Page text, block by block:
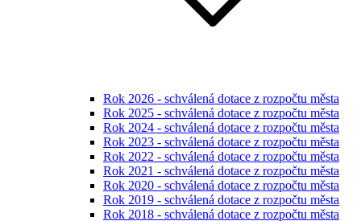
Rok 2026 - schválená dotace z rozpočtu města
Rok 2025 - schválená dotace z rozpočtu města
Rok 2024 - schválená dotace z rozpočtu města
Rok 2023 - schválená dotace z rozpočtu města
Rok 2022 - schválená dotace z rozpočtu města
Rok 2021 - schválená dotace z rozpočtu města
Rok 2020 - schválená dotace z rozpočtu města
Rok 2019 - schválená dotace z rozpočtu města
Rok 2018 - schválená dotace z rozpočtu města